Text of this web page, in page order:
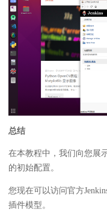
总结
在本教程中，我们向您展
的初始配置。
您现在可以访问官方
插件模型。